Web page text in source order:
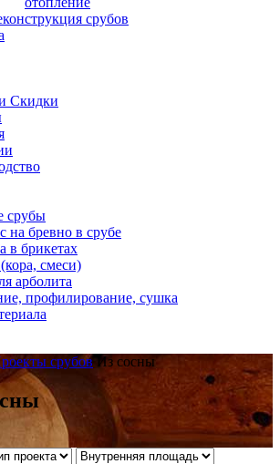
срубов
Скидки
срубы
на бревно в срубе
в брикетах
смеси)
арболита
профилирование, сушка
срубов Из сосны